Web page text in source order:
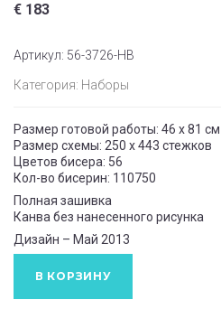
€ 183
Артикул: 56-3726-НВ
Категория: Наборы
Размер готовой работы: 46 x 81 см
Размер схемы: 250 x 443 стежков
Цветов бисера: 56
Кол-во бисерин: 110750
Полная зашивка
Канва без нанесенного рисунка
Дизайн – Май 2013
В КОРЗИНУ